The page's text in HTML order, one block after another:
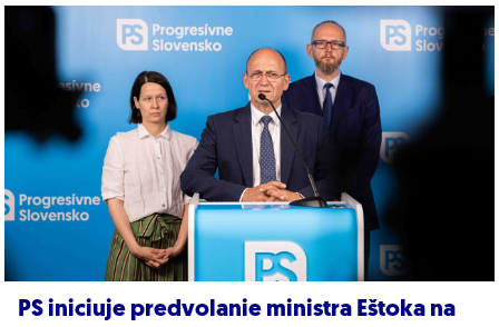
PS iniciuje predvolanie ministra Eštoka na